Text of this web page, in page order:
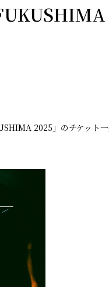
2025」のチケット一